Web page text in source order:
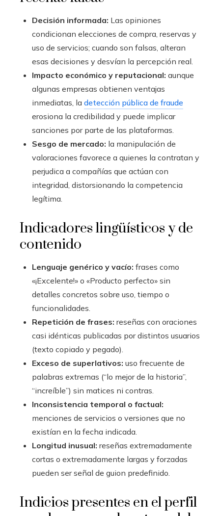
Decisión informada: Las opiniones
condicionan elecciones de compra, reservas y
uso de servicios; cuando son falsas, alteran
esas decisiones y desvían la percepción real.
Impacto económico y reputacional: aunque
algunas empresas obtienen ventajas
inmediatas, la detección pública de fraude
erosiona la credibilidad y puede implicar
sanciones por parte de las plataformas.
Sesgo de mercado: la manipulación de
valoraciones favorece a quienes la contratan y
perjudica a compañías que actúan con
integridad, distorsionando la competencia
legítima.
Indicadores lingüísticos y de
contenido
Lenguaje genérico y vacío: frases como
«¡Excelente!» o «Producto perfecto» sin
detalles concretos sobre uso, tiempo o
funcionalidades.
Repetición de frases: reseñas con oraciones
casi idénticas publicadas por distintos usuarios
(texto copiado y pegado).
Exceso de superlativos: uso frecuente de
palabras extremas (“lo mejor de la historia”,
“increíble”) sin matices ni contras.
Inconsistencia temporal o factual:
menciones de servicios o versiones que no
existían en la fecha indicada.
Longitud inusual: reseñas extremadamente
cortas o extremadamente largas y forzadas
pueden ser señal de guion predefinido.
Indicios presentes en el perfil